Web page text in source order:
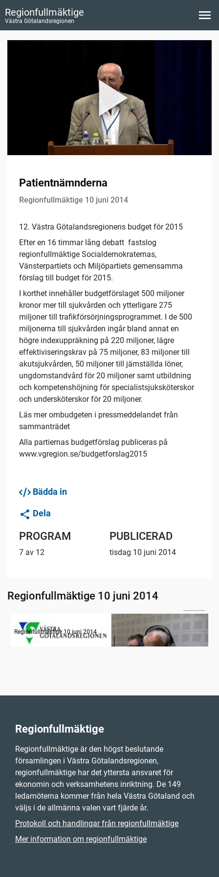
Regionfullmäktige
Västra Götalandsregionen
Patientnämnderna
Regionfullmäktige 10 juni 2014
12. Västra Götalandsregionens budget för 2015
Efter en 16 timmar lång debatt fastslog
regionfullmäktige Socialdemokraternas,
Vänsterpartiets och Miljöpartiets gemensamma
förslag till budget för 2015.
I korthet innehåller budgetförslaget 500 miljoner
kronor mer till sjukvården och ytterligare 275
miljoner till trafikförsörjningsprogrammet. I de 500
miljonerna till sjukvården ingår bland annat en
högre indexuppräkning på 220 miljoner, lägre
effektiviseringskrav på 75 miljoner, 83 miljoner till
akutsjukvården, 50 miljoner till jämställda löner,
ungdomstandvård för 20 miljoner samt utbildning
och kompetenshöjning för specialistsjuksköterskor
och undersköterskor för 20 miljoner.
Läs mer ombudgeten i pressmeddelandet från
sammanträdet
Alla partiernas budgetförslag publiceras på
www.vgregion.se/budgetforslag2015
Bädda in
Dela
PROGRAM
7 av 12
PUBLICERAD
tisdag 10 juni 2014
Regionfullmäktige 10 juni 2014
Radion informerar
Regionfullmäktige 10 juni 2014
Regionfullmäktige
Regionfullmäktige är den högst beslutande
församlingen i Västra Götalandsregionen,
regionfullmäktige har det yttersta ansvaret för
ekonomin och verksamhetens inriktning. De 149
ledamöterna kommer från hela Västra Götaland och
väljs i de allmänna valen vart fjärde år.
Protokoll och handlingar från regionfullmäktige
Mer information om regionfullmäktige